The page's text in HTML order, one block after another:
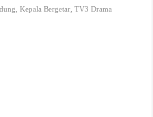
,Kepala Bergetar ,TV3 Drama